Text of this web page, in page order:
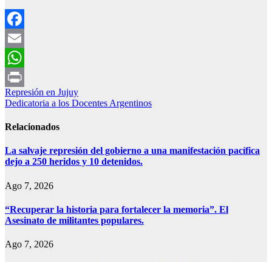
Facebook
Email
WhatsApp
Print
Navegación
de
entradas
Represión en Jujuy
Dedicatoria a los Docentes Argentinos
Relacionados
La salvaje represión del gobierno a una manifestación pacífica
dejo a 250 heridos y 10 detenidos.
Ago 7, 2026
“Recuperar la historia para fortalecer la memoria”. El
Asesinato de militantes populares.
Ago 7, 2026